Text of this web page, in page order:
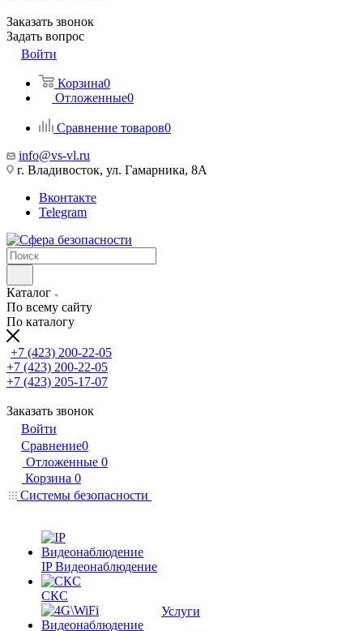
Заказать звонок
Задать вопрос
Войти
Корзина0
Отложенные0
Сравнение товаров0
info@vs-vl.ru
г. Владивосток, ул. Гамарника, 8А
Вконтакте
Telegram
Каталог
По всему сайту
По каталогу
+7 (423) 200-22-05
+7 (423) 200-22-05
+7 (423) 205-17-07
Заказать звонок
Войти
Сравнение0
Отложенные 0
Корзина 0
Системы безопасности
IP Видеонаблюдение
СКС
Услуги